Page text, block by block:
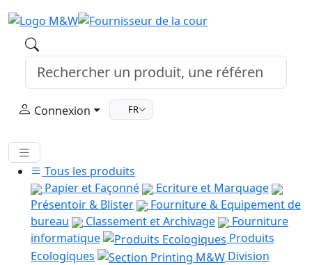
Connexion FR
Tous les produits
Papier et Façonné
Ecriture et Marquage
Présentoir & Blister
Fourniture & Equipement de
bureau
Classement et Archivage
Fourniture
informatique
Produits
Ecologiques
Division